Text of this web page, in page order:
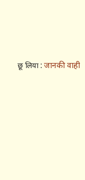
छू लिया : जानकी वाही